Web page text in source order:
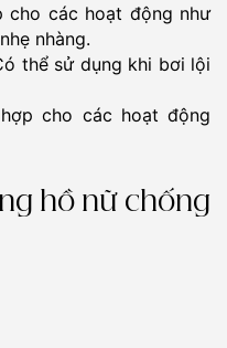
cho các hoạt động như
nhàng.
thể sử dụng khi bơi lội
cho các hoạt động
hồ nữ chống